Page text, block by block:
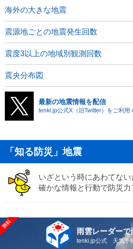
海外の大きな地震
震源地ごとの地震発生回数
震度3以上の地域別観測回数
震央分布図
最新の地震情報を配信
tenki.jp公式X（旧Twitter）をご利用
「知る防災」地震
いざという時にあわてない
確かな情報と行動で防災力
雨雲レーダーで
tenki.jp公式 天気予